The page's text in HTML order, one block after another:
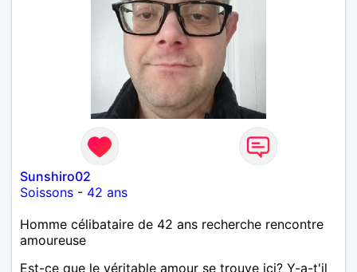
Sunshiro02
Soissons - 42 ans
Homme célibataire de 42 ans recherche rencontre
amoureuse
Est-ce que le véritable amour se trouve ici? Y-a-t'il